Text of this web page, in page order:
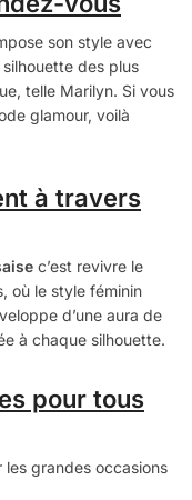
son style avec
des plus
telle Marilyn. Si vous
glamour, voilà
à travers
c’est revivre le
où le style féminin
d’une aura de
à chaque silhouette.
pour tous
grandes occasions